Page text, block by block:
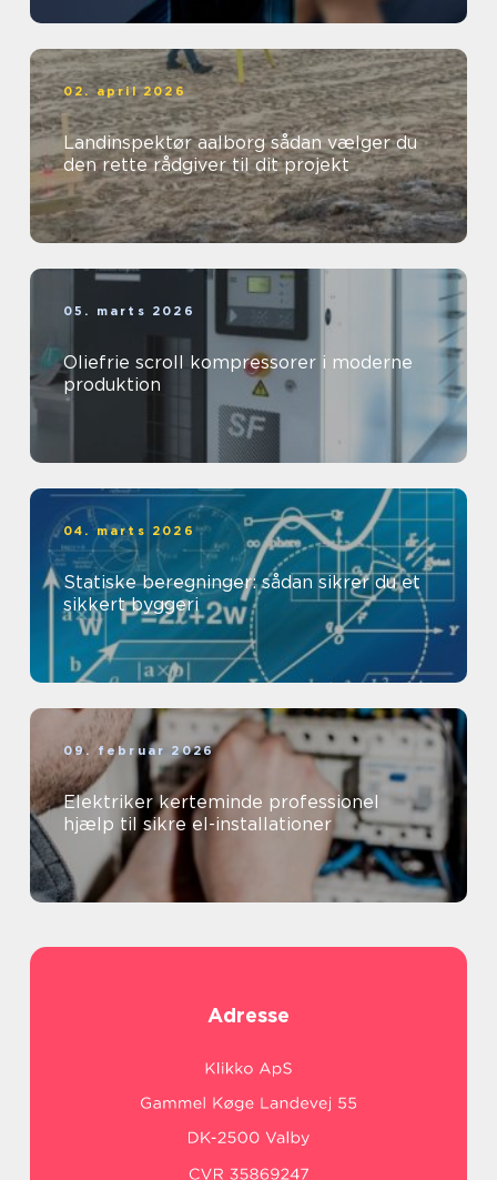
02. april 2026
Landinspektør aalborg sådan vælger du
den rette rådgiver til dit projekt
05. marts 2026
Oliefrie scroll kompressorer i moderne
produktion
04. marts 2026
Statiske beregninger: sådan sikrer du et
sikkert byggeri
09. februar 2026
Elektriker kerteminde professionel
hjælp til sikre el-installationer
Adresse